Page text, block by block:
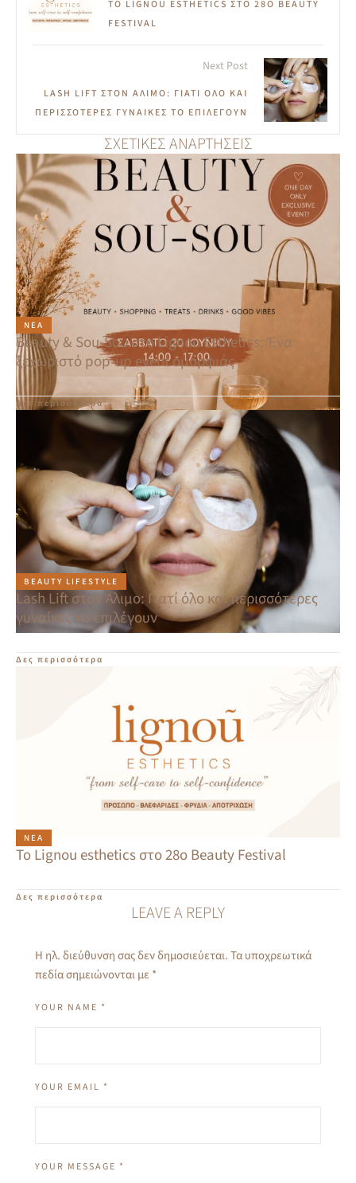
ΤΟ LIGNOU ESTHETICS ΣΤΟ 28Ο BEAUTY
FESTIVAL
Next Post
LASH LIFT ΣΤΟΝ ΆΛΙΜΟ: ΓΙΑΤΊ ΌΛΟ ΚΑΙ
ΠΕΡΙΣΣΌΤΕΡΕΣ ΓΥΝΑΊΚΕΣ ΤΟ ΕΠΙΛΈΓΟΥΝ
ΣΧΕΤΙΚΈΣ ΑΝΑΡΤΉΣΕΙΣ
ΝΈΑ
Beauty & Sou-Sou στο Lignou Esthetics: Ένα
ξεχωριστό pop-up event ομορφιάς
Δες περισσότερα
BEAUTY LIFESTYLE
Lash Lift στον Άλιμο: Γιατί όλο και περισσότερες
γυναίκες το επιλέγουν
Δες περισσότερα
ΝΈΑ
Το Lignou esthetics στο 28ο Beauty Festival
Δες περισσότερα
LEAVE A REPLY
Η ηλ. διεύθυνση σας δεν δημοσιεύεται.Τα υποχρεωτικά
πεδία σημειώνονται με*
YOUR MESSAGE *
YOUR NAME *
YOUR EMAIL *